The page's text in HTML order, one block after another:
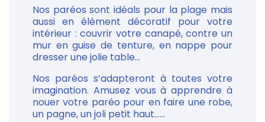
Nos paréos sont idéals pour la plage mais
aussi en élément décoratif pour votre
intérieur : couvrir votre canapé, contre un
mur en guise de tenture, en nappe pour
dresser une jolie table...
Nos paréos s’adapteront à toutes votre
imagination. Amusez vous à apprendre à
nouer votre paréo pour en faire une robe,
un pagne, un joli petit haut......